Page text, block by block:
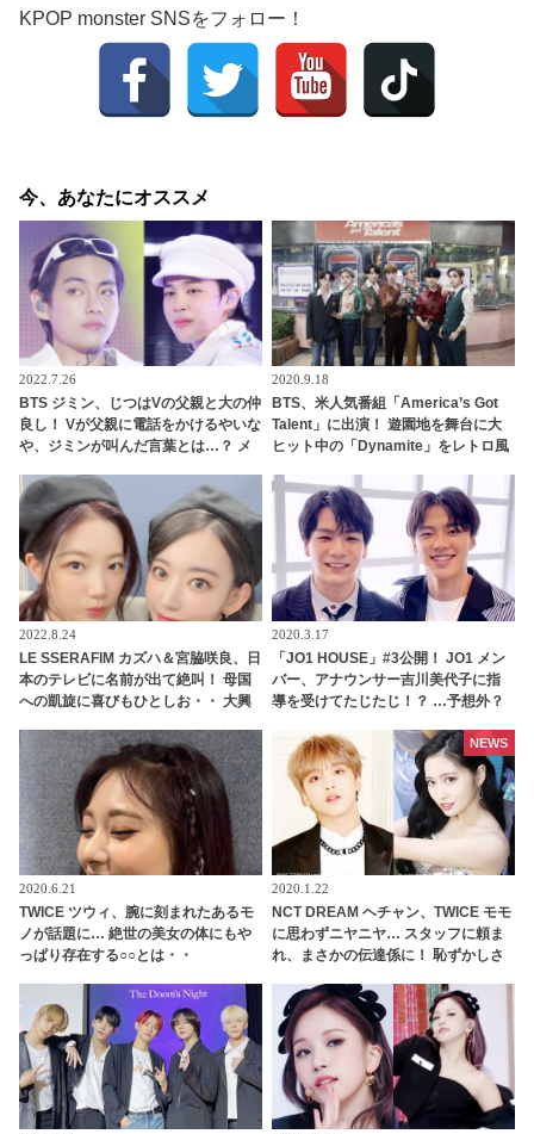
KPOP monster SNSをフォロー！
今、あなたにオススメ
2022.7.26
BTS ジミン、じつはVの父親と大の仲
良し！ Vが父親に電話をかけるやいな
や、ジミンが叫んだ言葉とは…？ メ
ジミンの愛くるしいキャラクターに
ほっこり
2020.9.18
BTS、米人気番組「America’s Got
Talent」に出演！ 遊園地を舞台に大
ヒット中の「Dynamite」をレトロ風
2022.8.24
LE SSERAFIM カズハ＆宮脇咲良、日
本のテレビに名前が出て絶叫！ 母国
への凱旋に喜びもひとしお・・ 大興
すぎる
2020.3.17
「JO1 HOUSE」#3公開！ JO1 メン
バー、アナウンサー吉川美代子に指
導を受けてたじたじ！？ …予想外？
ル分けに注目・・
2020.6.21
TWICE ツウィ、腕に刻まれたあるモ
ノが話題に… 絶世の美女の体にもや
っぱり存在する○○とは・・
2020.1.22
NCT DREAM ヘチャン、TWICE モモ
に思わずニヤニヤ… スタッフに頼ま
れ、まさかの伝達係に！ 恥ずかしさ
する、かわいいすぎる姿に、ファン
の視線釘づけ
NEWS